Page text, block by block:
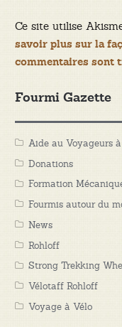
Ce site utilise
savoir plus sur la
commentaires sont
Fourmi Gazette
Aide au Voyageurs
Donations
Formation
Fourmis autour du
News
Rohloff
Strong Trekking
Vélotaff Rohloff
Voyage à Vélo